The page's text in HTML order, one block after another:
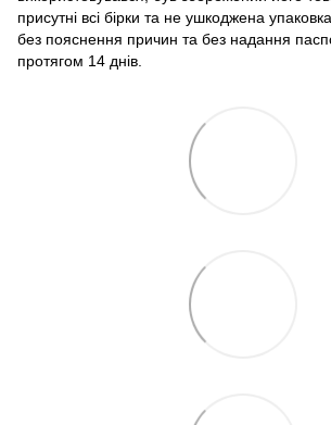
присутні всі бірки та не ушкоджена
без пояснення причин та без надання
протягом 14 днів.